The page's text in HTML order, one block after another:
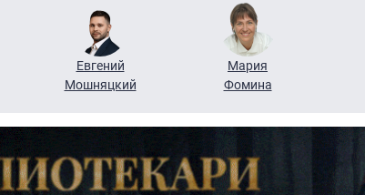
Евгений
Мошняцкий
Мария
Фомина